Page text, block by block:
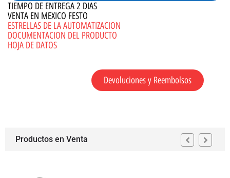
TIEMPO DE ENTREGA 2 DIAS
VENTA EN MEXICO FESTO
ESTRELLAS DE LA AUTOMATIZACION
DOCUMENTACION DEL PRODUCTO
HOJA DE DATOS
Devoluciones y Reembolsos
Productos en Venta